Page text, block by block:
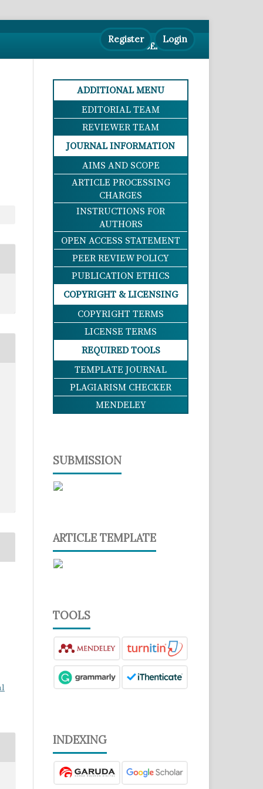
SEARCH
Register Login
ADDITIONAL MENU
EDITORIAL TEAM
REVIEWER TEAM
JOURNAL INFORMATION
AIMS AND SCOPE
ARTICLE PROCESSING
CHARGES
INSTRUCTIONS FOR
AUTHORS
OPEN ACCESS STATEMENT
PEER REVIEW POLICY
PUBLICATION ETHICS
COPYRIGHT & LICENSING
COPYRIGHT TERMS
LICENSE TERMS
REQUIRED TOOLS
TEMPLATE JOURNAL
PLAGIARISM CHECKER
MENDELEY
SUBMISSION
ARTICLE TEMPLATE
TOOLS
INDEXING